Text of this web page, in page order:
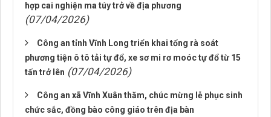
hợp cai nghiện ma túy trở về địa phương
(07/04/2026)
Công an tỉnh Vĩnh Long triển khai tổng rà soát
phương tiện ô tô tải tự đổ, xe sơ mi rơ moóc tự đổ từ 15
tấn trở lên (07/04/2026)
Công an xã Vĩnh Xuân thăm, chúc mừng lễ phục sinh
chức sắc, đồng bào công giáo trên địa bàn